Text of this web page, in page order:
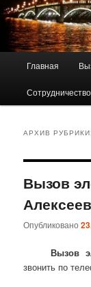
Главная
Сотрудничество
АРХИВ
Вызов
Опубликовано
Вызов
звонить по